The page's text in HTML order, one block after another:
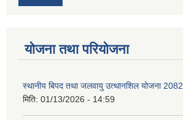
योजना तथा परियोजना
स्थानीय बिपद तथा जलवायु उत्थानशिल योजना 2082
मिति: 01/13/2026 - 14:59